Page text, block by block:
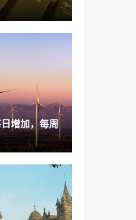
加密定居点触发
什什
无损，尽管制裁;
上行
Wazirx在日常交
$ 1b IN2021
最有价值公司的8
Cr Inm-Cap
Ipo将开
价格乐队，竞标
Tata Motors，IT
增加，每周